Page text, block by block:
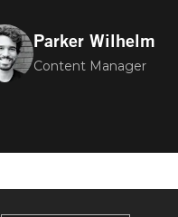
Parker Wilhelm
Content Manager